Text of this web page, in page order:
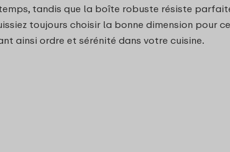
tandis que la boîte robuste résiste
toujours choisir la bonne dimension pour
ainsi ordre et sérénité dans votre cuisine.